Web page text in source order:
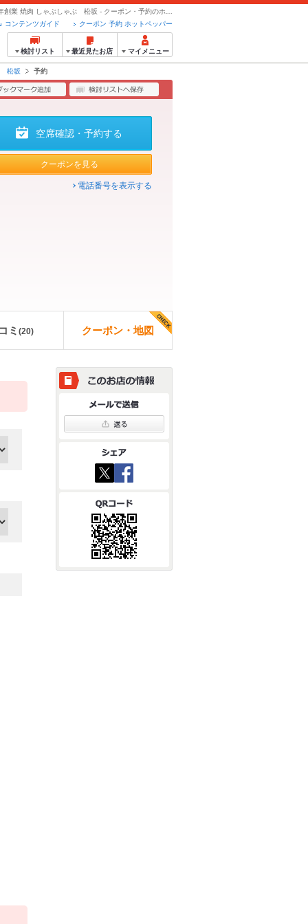
クーポン 予約 ホットペッパー
コンテンツガイド
検討リスト 最近見たお店 マイメニュー
松坂 予約
空席確認・予約する
クーポンを見る
電話番号を表示する
ミ (20) クーポン・地図